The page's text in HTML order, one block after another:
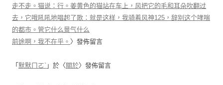
走不走。猫说：行。姜黄色的猫站在车上，风把它的毛和耳朵吹翻过
去，它哦吼吼地唱起了歌：就是这样，我骑着风神125，辞别这个哮喘
的都市。管它什么景气什么
前途啊，我不在乎。 〉發佈留言
「 默默ㄇㄛˋ 」於〈 關於〉發佈留言